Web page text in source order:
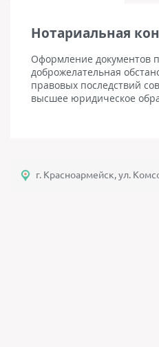
Нотариальная
Оформление документов
доброжелательная
правовых последствий
высшее юридическое
г. Красноармейск, ул.